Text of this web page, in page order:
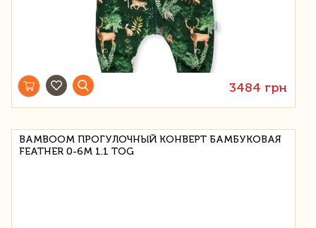
3484 грн
BAMBOOM ПРОГУЛОЧНЫЙ КОНВЕРТ БАМБУКОВАЯ
FEATHER 0-6M 1.1 TOG